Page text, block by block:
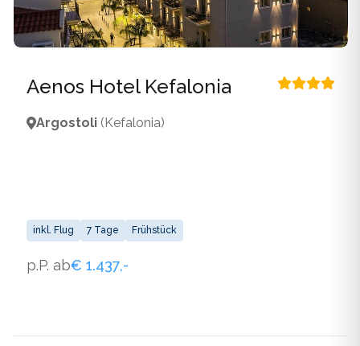
Aenos Hotel Kefalonia
Argostoli (Kefalonia)
inkl. Flug 7 Tage Frühstück
p.P. ab€ 1.437,-